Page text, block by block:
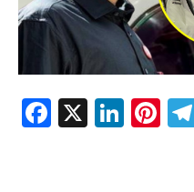
Facebook
X